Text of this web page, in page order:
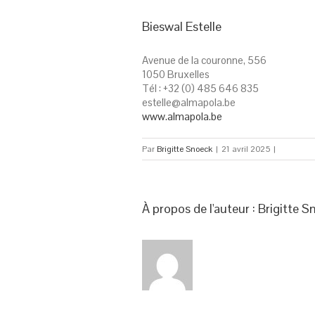
Bieswal Estelle
Avenue de la couronne, 556
1050 Bruxelles
Tél : +32 (0) 485 646 835
estelle@almapola.be
www.almapola.be
Par Brigitte Snoeck | 21 avril 2025 |
À propos de l'auteur : Brigitte